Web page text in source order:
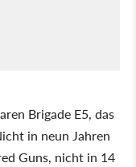
Brigade E5, das
in neun Jahren
Guns, nicht in 14